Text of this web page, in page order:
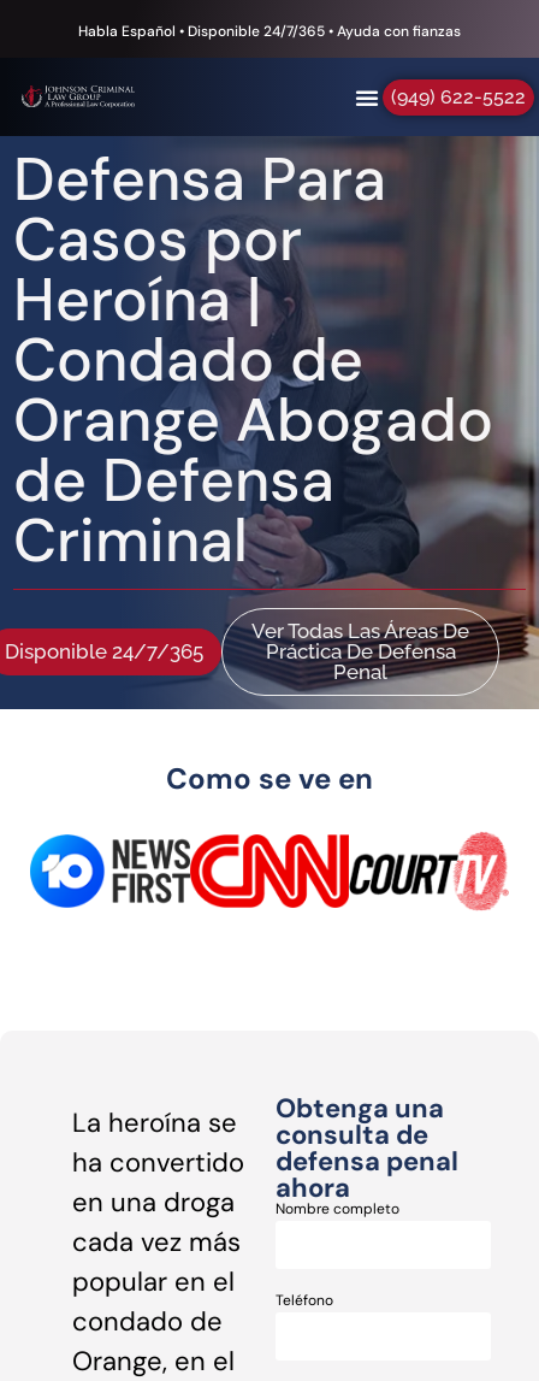
Habla Español • Disponible 24/7/365 • Ayuda con fianzas
(949) 622-5522
Defensa Para
Casos por
Heroína |
Condado de
Orange Abogado
de Defensa
Criminal
Disponible 24/7/365
Ver Todas Las Áreas De
Práctica De Defensa
Penal
Como se ve en
La heroína se
ha convertido
en una droga
cada vez más
popular en el
condado de
Orange, en el
Obtenga una
consulta de
defensa penal
ahora
Nombre completo
Teléfono